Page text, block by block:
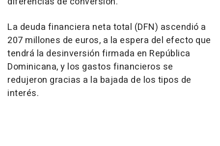
La deuda financiera neta total (DFN) ascendió a
207 millones de euros, a la espera del efecto que
tendrá la desinversión firmada en República
Dominicana, y los gastos financieros se
redujeron gracias a la bajada de los tipos de
interés.